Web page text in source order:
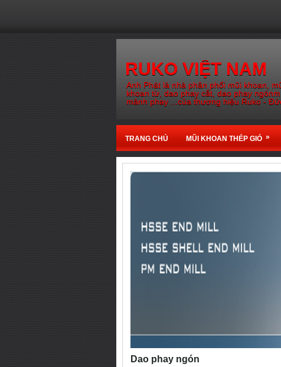
RUKO VIỆT NAM
Anh Phát là nhà phân phối mũi khoan,
khoan từ, dao phay cắt, dao phay
mảnh phay ...của thương hiệu Ruko -
TRANG CHỦ MŨI KHOAN THÉP GIÓ »
Dao phay ngón